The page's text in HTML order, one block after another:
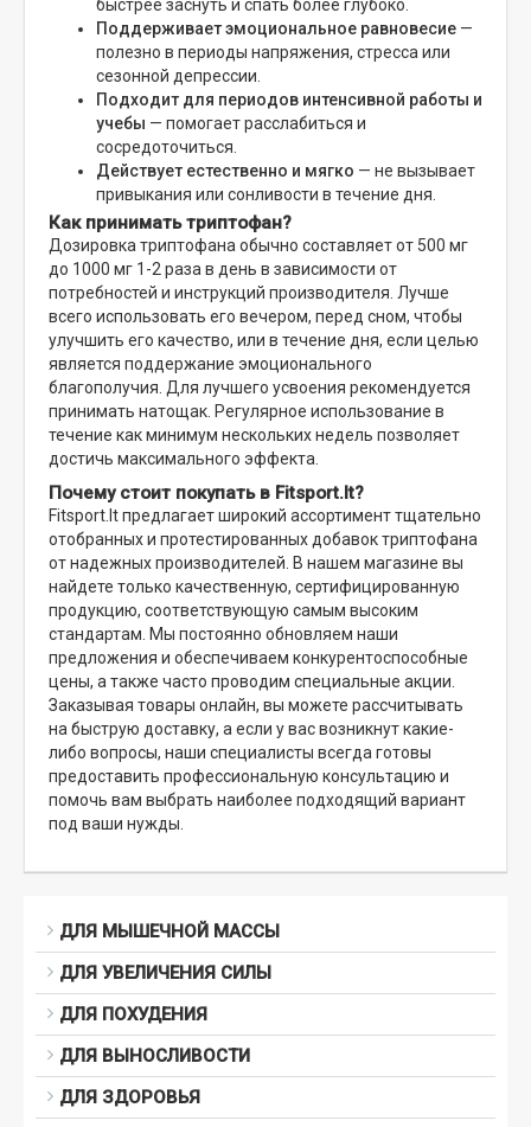
быстрее заснуть и спать более глубоко.
Поддерживает эмоциональное равновесие —
полезно в периоды напряжения, стресса или
сезонной депрессии.
Подходит для периодов интенсивной работы и
учебы — помогает расслабиться и
сосредоточиться.
Действует естественно и мягко — не вызывает
привыкания или сонливости в течение дня.
Как принимать триптофан?
Дозировка триптофана обычно составляет от 500 мг
до 1000 мг 1-2 раза в день в зависимости от
потребностей и инструкций производителя. Лучше
всего использовать его вечером, перед сном, чтобы
улучшить его качество, или в течение дня, если целью
является поддержание эмоционального
благополучия. Для лучшего усвоения рекомендуется
принимать натощак. Регулярное использование в
течение как минимум нескольких недель позволяет
достичь максимального эффекта.
Почему стоит покупать в Fitsport.lt?
Fitsport.lt предлагает широкий ассортимент тщательно
отобранных и протестированных добавок триптофана
от надежных производителей. В нашем магазине вы
найдете только качественную, сертифицированную
продукцию, соответствующую самым высоким
стандартам. Мы постоянно обновляем наши
предложения и обеспечиваем конкурентоспособные
цены, а также часто проводим специальные акции.
Заказывая товары онлайн, вы можете рассчитывать
на быструю доставку, а если у вас возникнут какие-
либо вопросы, наши специалисты всегда готовы
предоставить профессиональную консультацию и
помочь вам выбрать наиболее подходящий вариант
под ваши нужды.
ДЛЯ МЫШЕЧНОЙ МАССЫ
ДЛЯ УВЕЛИЧЕНИЯ СИЛЫ
ДЛЯ ПОХУДЕНИЯ
ДЛЯ ВЫНОСЛИВОСТИ
ДЛЯ ЗДОРОВЬЯ